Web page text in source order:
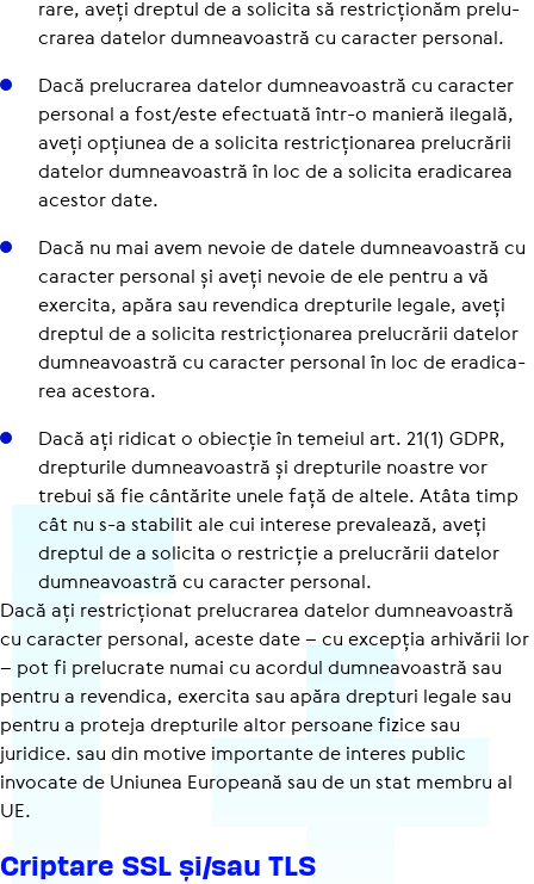
rare, aveți dreptul de a solicita să res­tric­țio­năm pre­lu­
cra­rea datelor dum­ne­a­voas­tră cu caracter personal.
Dacă pre­lu­cra­rea datelor dum­ne­a­voas­tră cu caracter
personal a fost/este efectuată într-o manieră ilegală,
aveți opțiunea de a solicita res­tric­țio­na­rea pre­lu­cră­rii
datelor dum­ne­a­voas­tră în loc de a solicita era­di­ca­rea
acestor date.
Dacă nu mai avem nevoie de datele dum­ne­a­voas­tră cu
caracter personal și aveți nevoie de ele pentru a vă
exercita, apăra sau revendica drep­tu­rile legale, aveți
dreptul de a solicita res­tric­țio­na­rea pre­lu­cră­rii datelor
dum­ne­a­voas­tră cu caracter personal în loc de era­di­ca­
rea acestora.
Dacă ați ridicat o obiecție în temeiul art. 21(1) GDPR,
drep­tu­rile dum­ne­a­voas­tră și drep­tu­rile noastre vor
trebui să fie cântărite unele față de altele. Atâta timp
cât nu s-a stabilit ale cui interese pre­va­lează, aveți
dreptul de a solicita o res­tric­ție a pre­lu­cră­rii datelor
dum­ne­a­voas­tră cu caracter personal.
Dacă ați restricționat prelucrarea datelor dumneavoastră
cu caracter personal, aceste date – cu excepția arhivării lor
– pot fi prelucrate numai cu acordul dumneavoastră sau
pentru a revendica, exercita sau apăra drepturi legale sau
pentru a proteja drepturile altor persoane fizice sau
juridice. sau din motive importante de interes public
invocate de Uniunea Europeană sau de un stat membru al
UE.
Criptare SSL și/sau TLS